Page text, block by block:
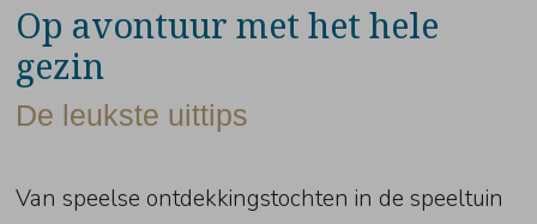
Op avontuur met het hele
gezin
De leukste uittips
Van speelse ontdekkingstochten in de speeltuin